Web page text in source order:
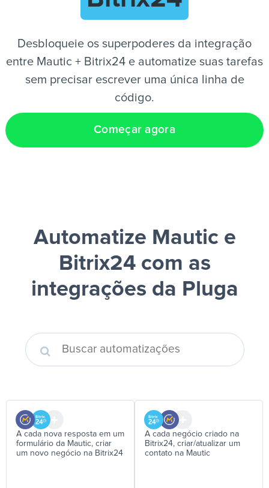
Desbloqueie os superpoderes da integração
entre Mautic + Bitrix24 e automatize suas tarefas
sem precisar escrever uma única linha de
código.
Começar agora
Automatize Mautic e
Bitrix24com as
integrações da Pluga
A cada nova resposta em um
formulário da Mautic, criar
um novo negócio na Bitrix24
A cada negócio criado na
Bitrix24, criar/atualizar um
contato na Mautic